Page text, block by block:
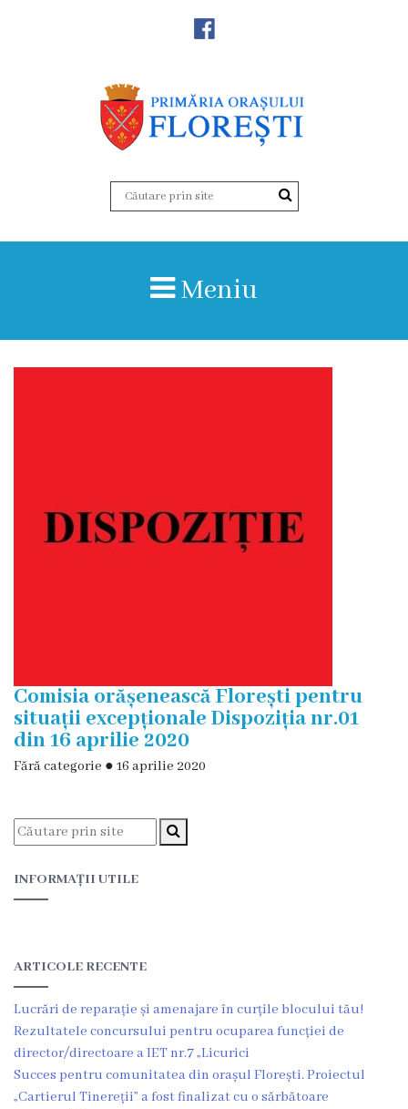
Primăria
Structura,
ale
Primăriei
primarului
Proiecte
Proiecte
prioritare
spre
finanțare
Proiecte
Meniu
Comisia orășenească Florești pentru
situații excepționale Dispoziția nr.01
din 16 aprilie 2020
Fără categorie ● 16 aprilie 2020
INFORMAȚII UTILE
ARTICOLE RECENTE
Lucrări de reparație și amenajare în curțile blocului tău!
Rezultatele concursului pentru ocuparea funcției de
director/directoare a IET nr.7 „Licurici
Succes pentru comunitatea din orașul Florești. Proiectul
„Cartierul Tinereții” a fost finalizat cu o sărbătoare